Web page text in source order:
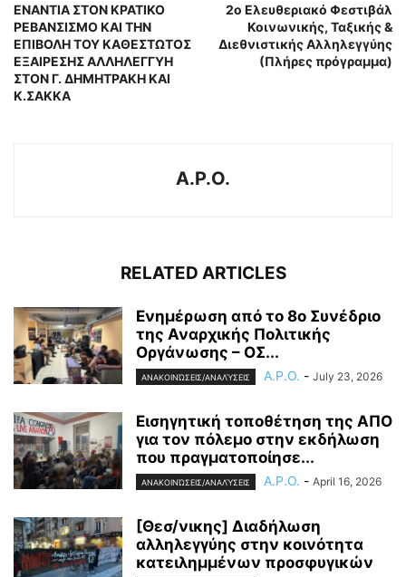
ΕΝΑΝΤΙΑ ΣΤΟΝ ΚΡΑΤΙΚΟ
ΡΕΒΑΝΣΙΣΜΟ ΚΑΙ ΤΗΝ
ΕΠΙΒΟΛΗ ΤΟΥ ΚΑΘΕΣΤΩΤΟΣ
ΕΞΑΙΡΕΣΗΣ ΑΛΛΗΛΕΓΓΥΗ
ΣΤΟΝ Γ. ΔΗΜΗΤΡΑΚΗ ΚΑΙ
Κ.ΣΑΚΚΑ
2o Ελευθεριακό Φεστιβάλ
Κοινωνικής, Ταξικής &
Διεθνιστικής Αλληλεγγύης
(Πλήρες πρόγραμμα)
A.P.O.
RELATED ARTICLES
Ενημέρωση από το 8ο Συνέδριο
της Αναρχικής Πολιτικής
Οργάνωσης – ΟΣ...
ΑΝΑΚΟΙΝΏΣΕΙΣ/ΑΝΑΛΎΣΕΙΣ A.P.O. - July 23, 2026
Εισηγητική τοποθέτηση της ΑΠΟ
για τον πόλεμο στην εκδήλωση
που πραγματοποίησε...
ΑΝΑΚΟΙΝΏΣΕΙΣ/ΑΝΑΛΎΣΕΙΣ A.P.O. - April 16, 2026
[Θεσ/νικης] Διαδήλωση
αλληλεγγύης στην κοινότητα
κατειλημμένων προσφυγικών